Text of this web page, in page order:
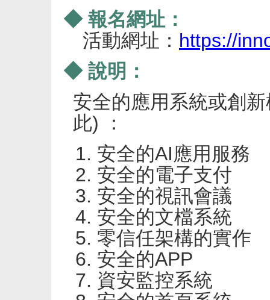
◆ 報名網址：
活動網址： https://
◆ 說明：
安全的應用系統或創
此) ：
安全的AI應用服務
安全的電子支付
安全的視訊會議
安全的文檔系統
零信任架構的實作
安全的APP
資安監控系統